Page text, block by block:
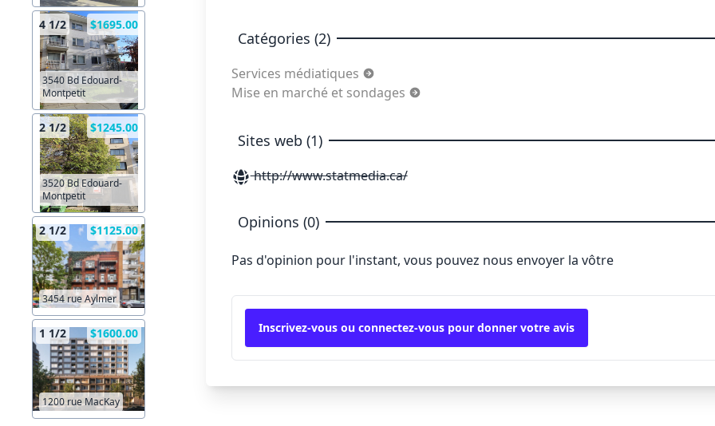
4 1/2 $1695.00
3540 Bd Edouard-
Montpetit
2 1/2 $1245.00
3520 Bd Edouard-
Montpetit
2 1/2 $1125.00
3454 rue Aylmer
1 1/2 $1600.00
1200 rue MacKay
Catégories (2)
Services médiatiques
Mise en marché et sondages
Sites web (1)
http://www.statmedia.ca/
Opinions (0)
Pas d'opinion pour l'instant, vous pouvez nous envoyer la vôtre
Inscrivez-vous ou connectez-vous pour donner votre avis